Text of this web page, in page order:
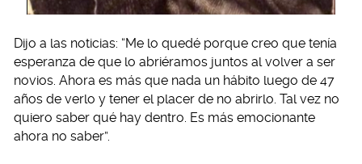
Dijo a las noticias: “Me lo quedé porque creo que tenía
esperanza de que lo abriéramos juntos al volver a ser
novios. Ahora es más que nada un hábito luego de 47
años de verlo y tener el placer de no abrirlo. Tal vez no
quiero saber qué hay dentro. Es más emocionante
ahora no saber”.